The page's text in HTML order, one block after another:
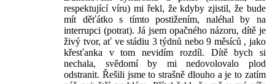
respektující víru) mi řekl, že kdyby zjistil, že bude
mít děťátko s tímto postižením, naléhal by na
interrupci (potrat). Já jsem opačného názoru, dítě je
živý tvor, ať ve stádiu 3 týdnů nebo 9 měsíců , jako
křesťanka v tom nevidím rozdíl. Dítě bych si
nechala, svědomí by mi nedovolovalo plod
odstranit. Řešili jsme to strašně dlouho a je to zatím